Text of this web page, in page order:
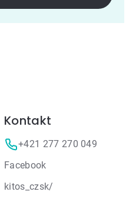
Kontakt
+421 277 270 049
Facebook
kitos_czsk/